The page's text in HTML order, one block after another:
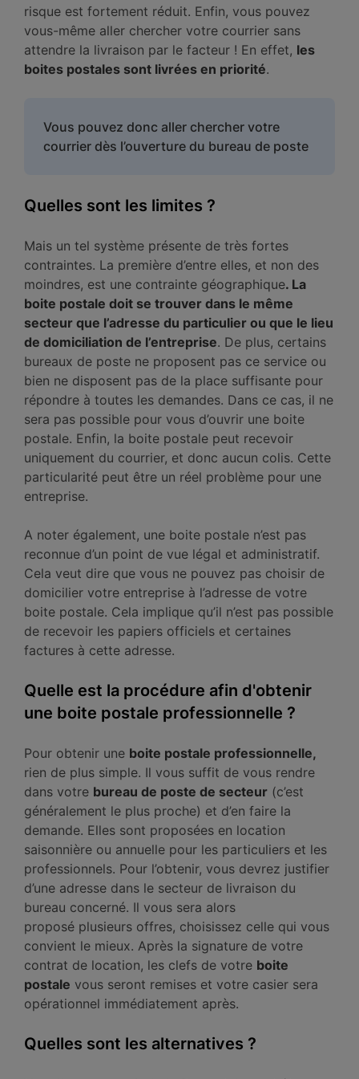
risque est fortement réduit. Enfin, vous pouvez
vous-même aller chercher votre courrier sans
attendre la livraison par le facteur ! En effet, les
boites postales sont livrées en priorité.
Vous pouvez donc aller chercher votre
courrier dès l’ouverture du bureau de poste
Quelles sont les limites ?
Mais un tel système présente de très fortes
contraintes. La première d’entre elles, et non des
moindres, est une contrainte géographique. La
boite postale doit se trouver dans le même
secteur que l’adresse du particulier ou que le lieu
de domiciliation de l’entreprise. De plus, certains
bureaux de poste ne proposent pas ce service ou
bien ne disposent pas de la place suffisante pour
répondre à toutes les demandes. Dans ce cas, il ne
sera pas possible pour vous d’ouvrir une boite
postale. Enfin, la boite postale peut recevoir
uniquement du courrier, et donc aucun colis. Cette
particularité peut être un réel problème pour une
entreprise.
A noter également, une boite postale n’est pas
reconnue d’un point de vue légal et administratif.
Cela veut dire que vous ne pouvez pas choisir de
domicilier votre entreprise à l’adresse de votre
boite postale. Cela implique qu’il n’est pas possible
de recevoir les papiers officiels et certaines
factures à cette adresse.
Quelle est la procédure afin d'obtenir
une boite postale professionnelle ?
Pour obtenir une boite postale professionnelle,
rien de plus simple. Il vous suffit de vous rendre
dans votre bureau de poste de secteur (c’est
généralement le plus proche) et d’en faire la
demande. Elles sont proposées en location
saisonnière ou annuelle pour les particuliers et les
professionnels. Pour l’obtenir, vous devrez justifier
d’une adresse dans le secteur de livraison du
bureau concerné. Il vous sera alors
proposé plusieurs offres, choisissez celle qui vous
convient le mieux. Après la signature de votre
contrat de location, les clefs de votre boite
postale vous seront remises et votre casier sera
opérationnel immédiatement après.
Quelles sont les alternatives ?